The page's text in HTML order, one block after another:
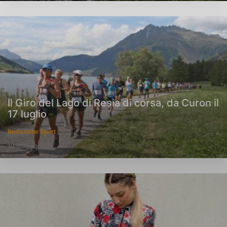
Il Giro del Lago di Resia di corsa, da Curon il
17 luglio
Redazione Sport
10 Maggio 2021